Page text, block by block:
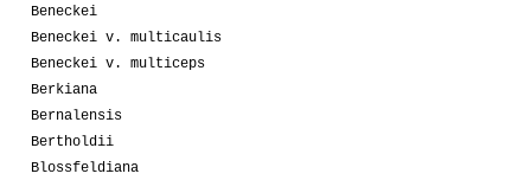
Beneckei
Beneckei v. multicaulis
Beneckei v. multiceps
Berkiana
Bernalensis
Bertholdii
Blossfeldiana